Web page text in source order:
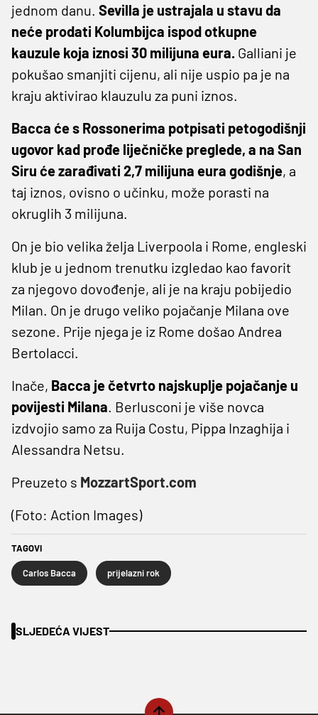
jednom danu. Sevilla je ustrajala u stavu da
neće prodati Kolumbijca ispod otkupne
kauzule koja iznosi 30 milijuna eura. Galliani je
pokušao smanjiti cijenu, ali nije uspio pa je na
kraju aktivirao klauzulu za puni iznos.
Bacca će s Rossonerima potpisati petogodišnji
ugovor kad prođe liječničke preglede, a na San
Siru će zarađivati 2,7 milijuna eura godišnje, a
taj iznos, ovisno o učinku, može porasti na
okruglih 3 milijuna.
On je bio velika želja Liverpoola i Rome, engleski
klub je u jednom trenutku izgledao kao favorit
za njegovo dovođenje, ali je na kraju pobijedio
Milan. On je drugo veliko pojačanje Milana ove
sezone. Prije njega je iz Rome došao Andrea
Bertolacci.
Inače, Bacca je četvrto najskuplje pojačanje u
povijesti Milana. Berlusconi je više novca
izdvojio samo za Ruija Costu, Pippa Inzaghija i
Alessandra Netsu.
Preuzeto s MozzartSport.com
(Foto: Action Images)
TAGOVI
Carlos Bacca prijelazni rok
SLJEDEĆA VIJEST